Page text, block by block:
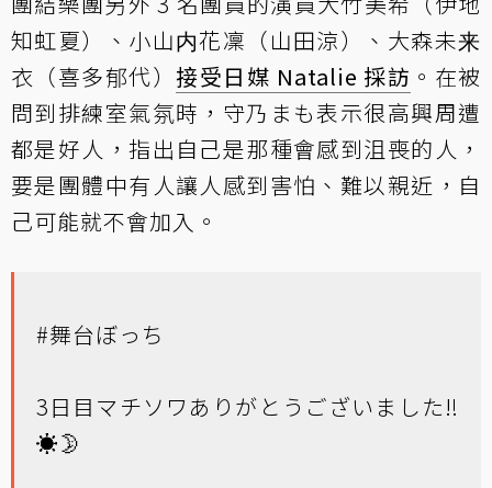
知虹夏）、小山内花凜（山田涼）、大森未来
衣（喜多郁代）接受日媒 Natalie 採訪 。在被
問到排練室氣氛時，守乃まも表示很高興周遭
都是好人，指出自己是那種會感到沮喪的人，
要是團體中有人讓人感到害怕、難以親近，自
己可能就不會加入。
#舞台ぼっち
3日目マチソワありがとうございました‼️
☀️🌛